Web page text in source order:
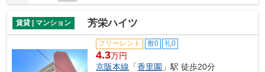
賃貸 | マンション 芳栄ハイツ
フリーレント 敷0 礼0
4.3万円
京阪本線 「香里園 」駅 徒歩20分